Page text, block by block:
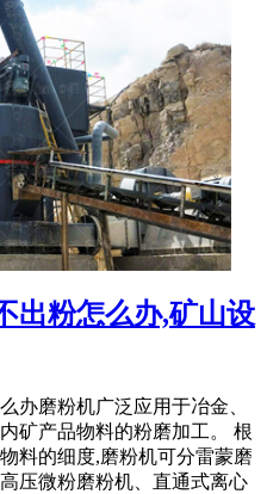
出粉怎么办,矿山设
办磨粉机广泛应用于冶金、
矿产品物料的粉磨加工。 根
料的细度,磨粉机可分雷蒙磨
压微粉磨粉机、直通式离心